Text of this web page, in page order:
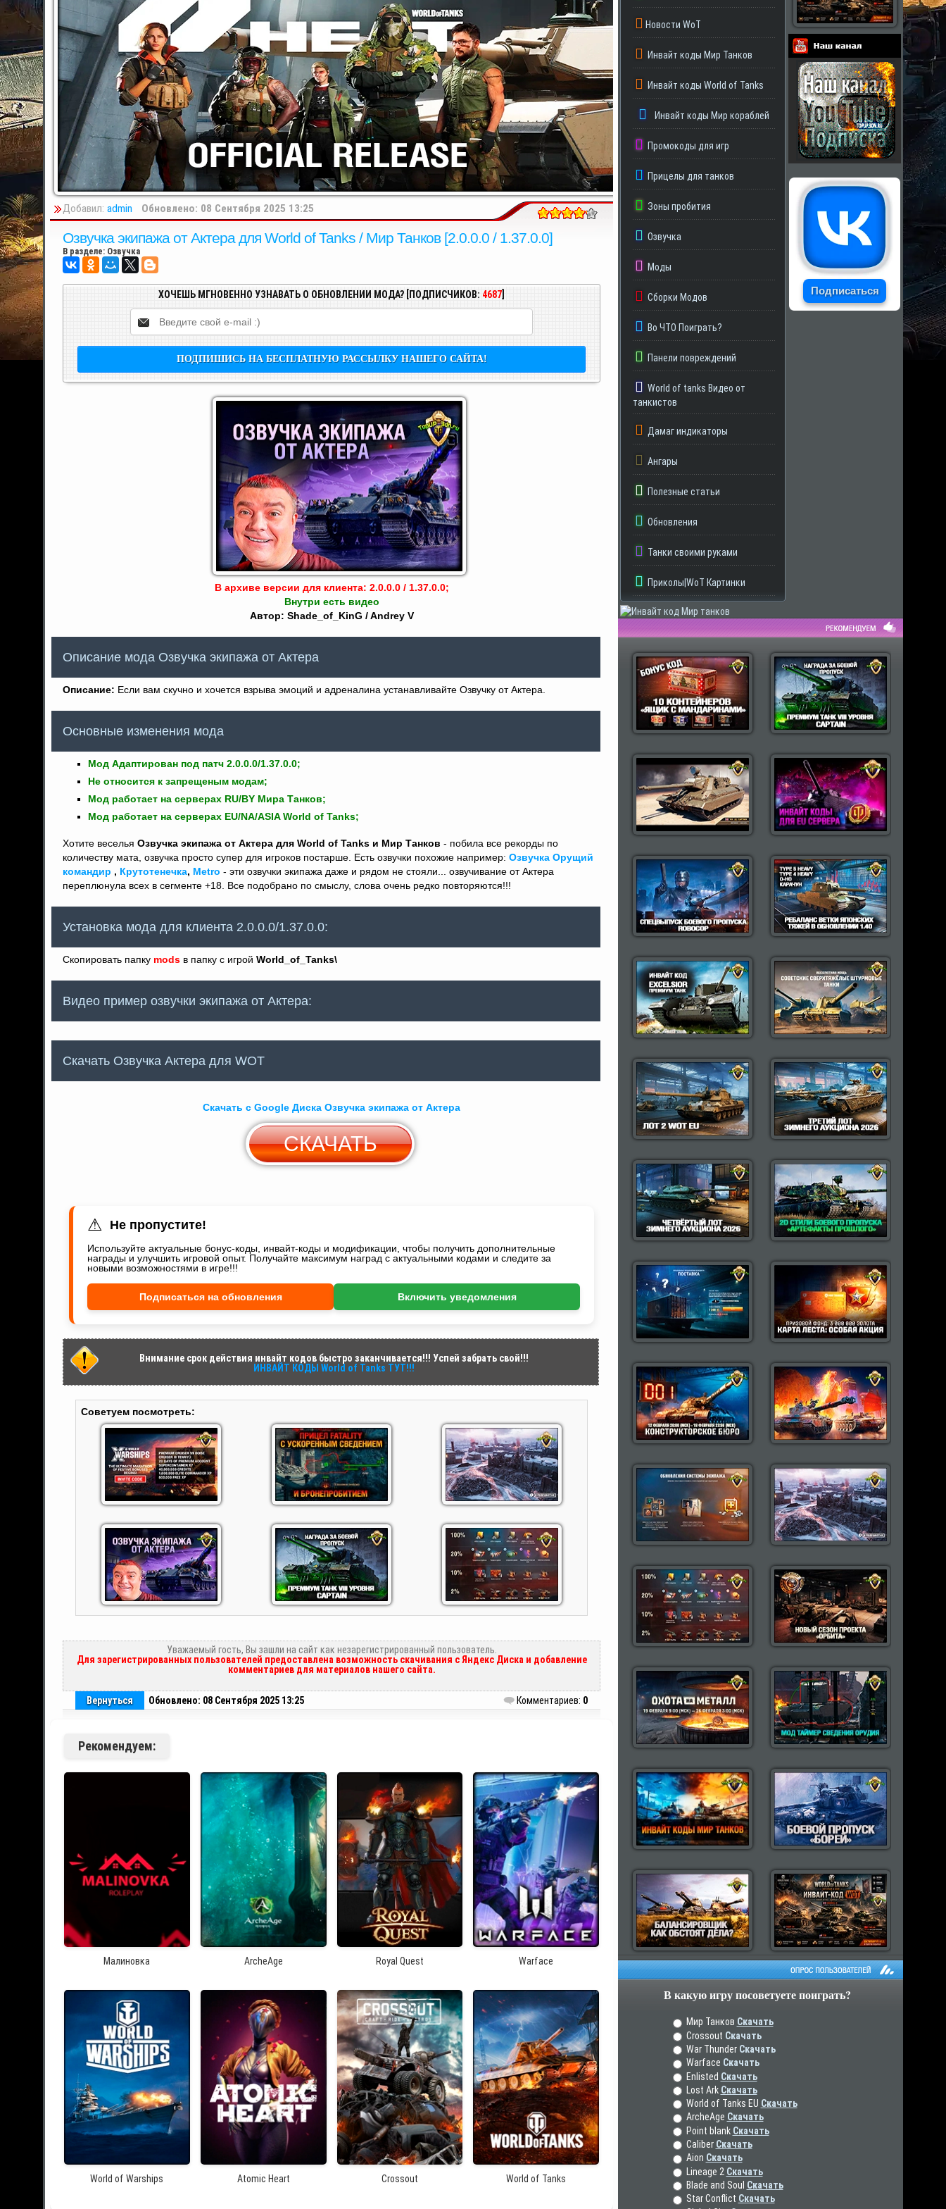
Партнеры
Подписаться
Новости WoT
Инвайт коды Мир Танков
Инвайт коды World of Tanks
Инвайт коды Мир кораблей
Промокоды для игр
Прицелы для танков
Зоны пробития
Озвучка
Моды
Сборки Модов
Во ЧТО Поиграть?
Панели повреждений
World of tanks Видео от
танкистов
Дамаг индикаторы
Ангары
Полезные статьи
Обновления
Танки своими руками
Приколы|WoT Картинки
Популярные моды Wot
Опрос пользователей
В какую игру посоветуете поиграть?
Мир Танков Скачать
Crossout Скачать
War Thunder Скачать
Warface Скачать
Enlisted Скачать
Lost Ark Скачать
World of Tanks EU Скачать
ArcheAge Скачать
Point blank Скачать
Caliber Скачать
Aion Скачать
Lineage 2 Скачать
Blade and Soul Скачать
Star Conflict Скачать
Добавил: admin Обновлено: 08 Сентября 2025 13:25
Озвучка экипажа от Актера для World of Tanks / Мир Танков [2.0.0.0 / 1.37.0.0]
В разделе: Озвучка
ХОЧЕШЬ МГНОВЕННО УЗНАВАТЬ О ОБНОВЛЕНИИ МОДА? [ПОДПИСЧИКОВ: 4687
В архиве версии для клиента: 2.0.0.0 / 1.37.0.0;
Внутри есть видео
Автор: Shade_of_KinG / Andrey V
Описание мода Озвучка экипажа от Актера
Описание: Если вам скучно и хочется взрыва эмоций и адреналина устанавливайте Озвучку от Актера.
Основные изменения мода
Мод Адаптирован под патч 2.0.0.0/1.37.0.0;
Не относится к запрещеным модам;
Мод работает на серверах RU/BY Мира Танков;
Мод работает на серверах EU/NA/ASIA World of Tanks;
Хотите веселья Озвучка экипажа от Актера для World of Tanks и Мир Танков - побила все рекорды по
количеству мата, озвучка просто супер для игроков постарше. Есть озвучки похожие например: Озвучка Орущий
командир , Крутотенечка, Metro - эти озвучки экипажа даже и рядом не стояли... озвучивание от Актера
переплюнула всех в сегменте +18. Все подобрано по смыслу, слова очень редко повторяются!!!
Установка мода для клиента 2.0.0.0/1.37.0.0:
Скопировать папку mods в папку с игрой World_of_Tanks\
Видео пример озвучки экипажа от Актера:
Скачать Озвучка Актера для WOT
Скачать с Google Диска Озвучка экипажа от Актера
СКАЧАТЬ
Скачать c
Yandex Диск
⚠ Не пропустите!
Используйте актуальные бонус-коды, инвайт-коды и модификации, чтобы получить дополнительные
награды и улучшить игровой опыт. Получайте максимум наград с актуальными кодами и следите за
новыми возможностями в игре!!!
Подписаться на обновления Включить уведомления
Внимание срок действия инвайт кодов быстро заканчивается!!! Успей забрать свой!!!
ИНВАЙТ КОДЫ World of Tanks ТУТ!!!
Советуем посмотреть:
Уважаемый гость, Вы зашли на сайт как незарегистрированный пользователь.
Для зарегистрированных пользователей предоставлена возможность скачивания с Яндекс Диска и добавление
комментариев для материалов нашего сайта.
Комментариев: 0
Вернуться Обновлено: 08 Сентября 2025 13:25
Рекомендуем:
Малиновка ArcheAge Royal Quest Warface
World of Warships Atomic Heart Crossout World of Tanks